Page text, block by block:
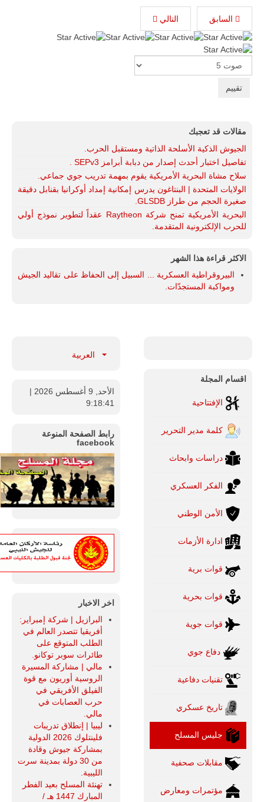
السابق
التالي
تقييم
المستخدم:5
/
Rate
مقالات قد تعجبك
الجيوش الذكية الأسلحة الذاتية ومستقبل الحرب.
تفاصيل اختبار أحدث إصدار من دبابة أبرامز SEPv3 .
سلاح مشاة البحرية الأمريكية يقوم بمهمة تدريب جوي جماعي.
الولايات المتحدة | البنتاغون يدرس إمكانية إمداد أوكرانيا بقنابل دقيقة
صغيرة الحجم من طراز GLSDB.
البحرية الأمريكية تمنح شركة Raytheon عقداً لتطوير نموذج أولي
للحرب الإلكترونية المتقدمة.
الاكثر قراءة هذا الشهر
البيروقراطية العسكرية ... السبيل إلى الحفاظ على تقاليد الجيش
ومواكبة المستجدّات.
اقسام المجلة
الإفتتاحية
كلمة مدير التحرير
دراسات وابحاث
الفكر العسكري
الأمن الوطني
ادارة الأزمات
قوات برية
قوات بحرية
قوات جوية
دفاع جوي
تقنيات دفاعية
تاريخ عسكري
جليس المسلح
مقابلات صحفية
مؤتمرات ومعارض
العربية
الأحد, 9 أغسطس 2026
|
9:18:42
رابط الصفحة المنوعة
facebook
اخر الاخبار
البرازيل | شركة إمبراير:
أفريقيا تتصدر العالم في
الطلب المتوقع على
طائرات سوبر توكانو.
مالي | مشاركة المسيرة
الروسية أوريون مع قوة
الفيلق الأفريقي في
حرب العصابات في
مالي.
ليبيا | إنطلاق تدريبات
فلينتلوك 2026 الدولية
بمشاركة جيوش وقادة
من 30 دولة بمدينة سرت
الليبية.
تهنئة المسلح بعيد الفطر
المبارك 1447 هـ /